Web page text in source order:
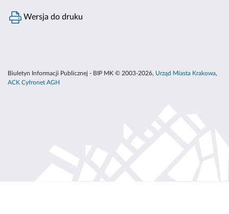
Wersja do druku
Biuletyn Informacji Publicznej - BIP MK © 2003-2026, Urząd Miasta Krakowa,
ACK Cyfronet AGH